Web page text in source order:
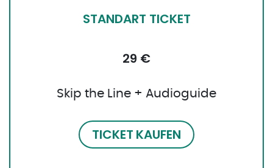
STANDART TICKET
29 €
Skip the Line + Audioguide
TICKET KAUFEN